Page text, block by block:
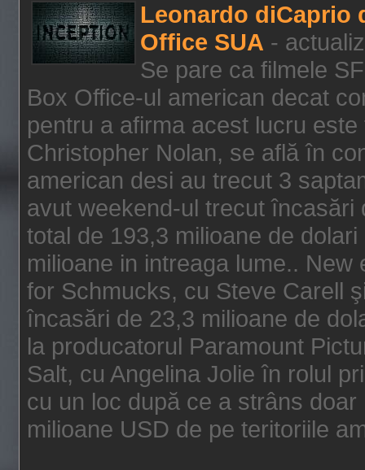
Leonardo diCaprio
Office SUA -
Se pare ca filmele
Box Office-ul american decat
pentru a afirma acest lucru
Christopher Nolan, se află în
american desi au trecut 3
avut weekend-ul trecut încasări
total de 193,3 milioane de
milioane in intreaga lume..
for Schmucks, cu Steve Carell
încasări de 23,3 milioane de
la producatorul Paramount
Salt, cu Angelina Jolie în rolul
cu un loc după ce a strâns
milioane USD de pe teritoriile